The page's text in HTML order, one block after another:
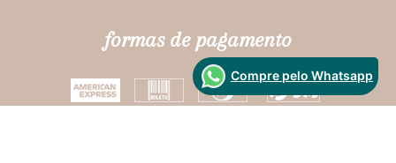
formas de pagamento
Compre pelo Whatsapp